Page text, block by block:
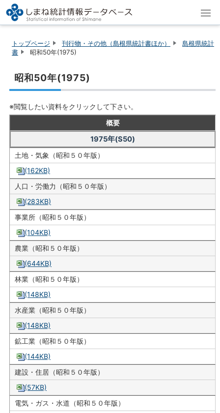
トップページ 刊行物・その他（島根県統計書ほか）
島根県統計
書
昭和50年(1975)
昭和50年(1975)
※閲覧したい資料をクリックして下さい。
概要
1975年(S50)
土地・気象（昭和５０年版）
(162KB)
人口・労働力（昭和５０年版）
(283KB)
事業所（昭和５０年版）
(104KB)
農業（昭和５０年版）
(644KB)
林業（昭和５０年版）
(148KB)
水産業（昭和５０年版）
(148KB)
鉱工業（昭和５０年版）
(144KB)
建設・住居（昭和５０年版）
(57KB)
電気・ガス・水道（昭和５０年版）